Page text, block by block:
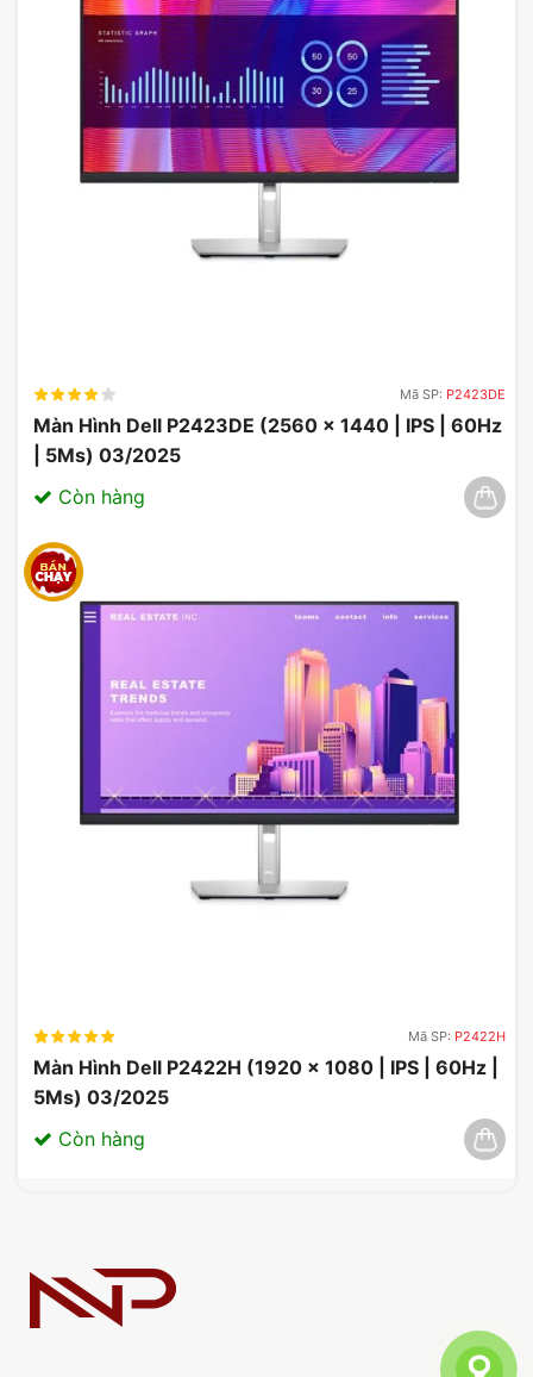
Mã SP: P2423DE
Màn Hình Dell P2423DE (2560 x 1440 | IPS | 60Hz
| 5Ms) 03/2025
Còn hàng
Mã SP: P2422H
Màn Hình Dell P2422H (1920 x 1080 | IPS | 60Hz |
5Ms) 03/2025
Còn hàng